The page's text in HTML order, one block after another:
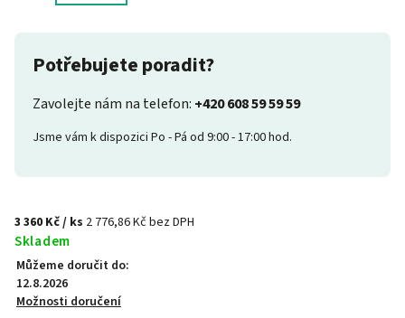
Potřebujete poradit?
Zavolejte nám na telefon: +420 608 59 59 59
Jsme vám k dispozici Po - Pá od 9:00 - 17:00 hod.
3 360 Kč/ ks 2 776,86 Kč bez DPH
Skladem
Můžeme doručit do:
12.8.2026
Možnosti doručení